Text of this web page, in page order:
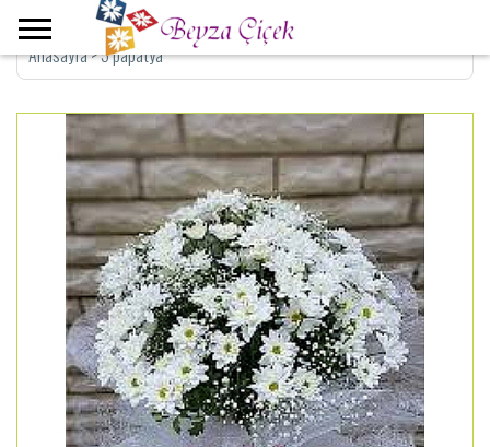
Anasayfa>5 papatya